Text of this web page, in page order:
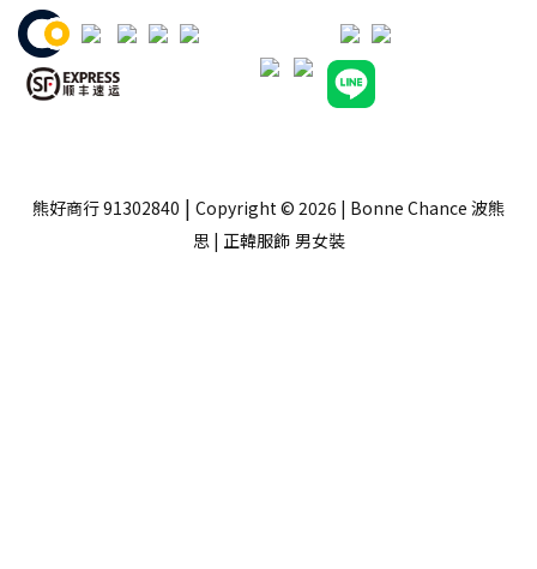
熊好商行 91302840 | Copyright © 2026 | Bonne Chance 波熊
思 | 正韓服飾 男女裝